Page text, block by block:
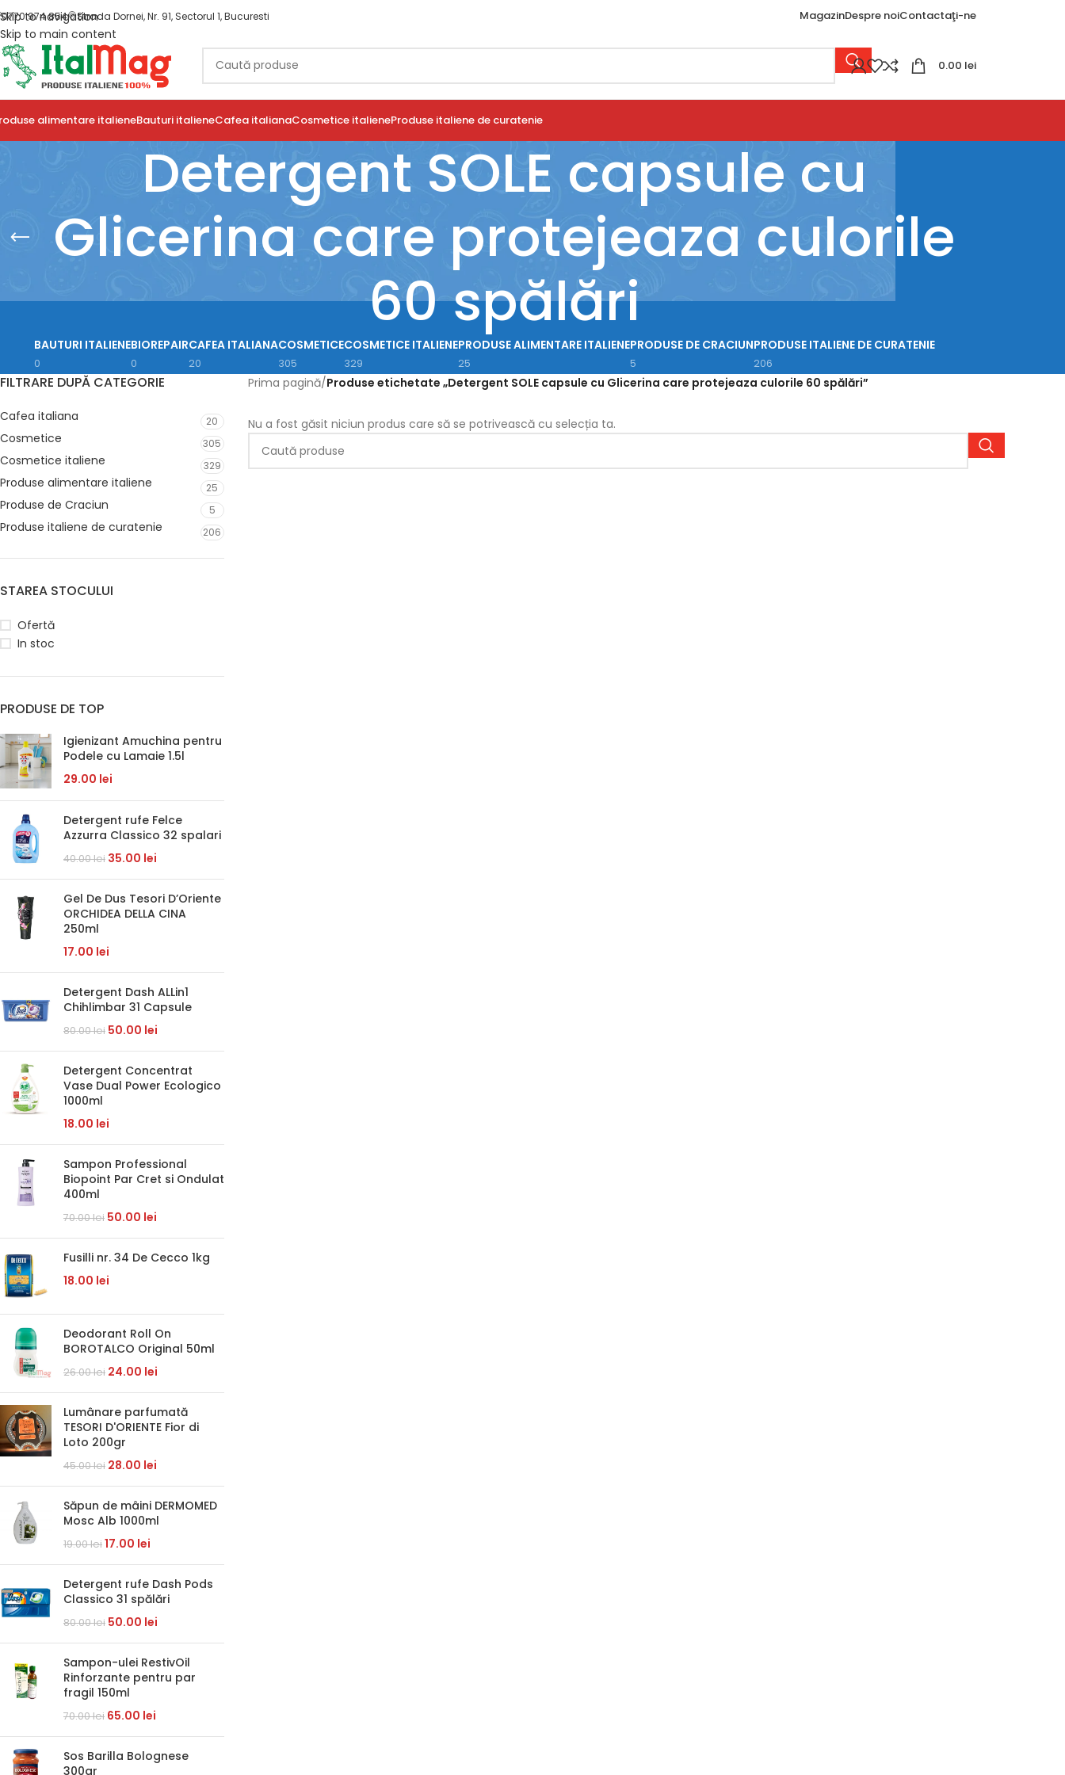
Skip to navigation
Skip to main content
0770 974 854 Strada Dornei, Nr. 91, Sectorul 1, Bucuresti MagazinDespre noiContactaţi-ne
0.00 lei
alimentare italieneBauturi italieneCafea italianaCosmetice italieneProduse italiene de curatenie
Detergent SOLE capsule cu
Glicerina care protejeaza culorile
60 spălări
BAUTURI ITALIENE
0
BIOREPAIR
0
CAFEA ITALIANA
20
COSMETICE
305
COSMETICE ITALIENE
329
PRODUSE ALIMENTARE ITALIENE
25
PRODUSE DE CRACIUN
5
PRODUSE ITALIENE DE CURATENIE
206
FILTRARE DUPĂ CATEGORIE
Cafea italiana 20
Cosmetice 305
Cosmetice italiene 329
Produse alimentare italiene 25
Produse de Craciun 5
Produse italiene de curatenie 206
STAREA STOCULUI
Ofertă
In stoc
PRODUSE DE TOP
Igienizant Amuchina pentru
Podele cu Lamaie 1.5l
29.00 lei
Detergent rufe Felce
Azzurra Classico 32 spalari
40.00lei 35.00 lei
Gel De Dus Tesori D’Oriente
ORCHIDEA DELLA CINA
250ml
17.00 lei
Detergent Dash ALLin1
Chihlimbar 31 Capsule
80.00lei 50.00 lei
Detergent Concentrat
Vase Dual Power Ecologico
1000ml
18.00 lei
Sampon Professional
Biopoint Par Cret si Ondulat
400ml
70.00lei 50.00 lei
Fusilli nr. 34 De Cecco 1kg
18.00 lei
Deodorant Roll On
BOROTALCO Original 50ml
26.00lei 24.00 lei
Lumânare parfumată
TESORI D'ORIENTE Fior di
Loto 200gr
45.00lei 28.00 lei
Săpun de mâini DERMOMED
Mosc Alb 1000ml
19.00lei17.00 lei
Detergent rufe Dash Pods
Classico 31 spălări
80.00lei 50.00 lei
Sampon-ulei RestivOil
Rinforzante pentru par
fragil 150ml
70.00lei 65.00 lei
Sos Barilla Bolognese
300gr
Prima pagină/Produse etichetate „Detergent SOLE capsule cu Glicerina care protejeaza culorile 60 spălări”
Nu a fost găsit niciun produs care să se potrivească cu selecția ta.